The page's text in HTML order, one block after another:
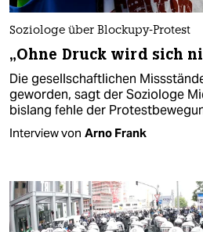
Soziologe über Blockupy-Protest
„Ohne Druck wird sich
Die gesellschaftlichen
geworden, sagt der Soziologe
bislang fehle der
Interview von Arno Frank